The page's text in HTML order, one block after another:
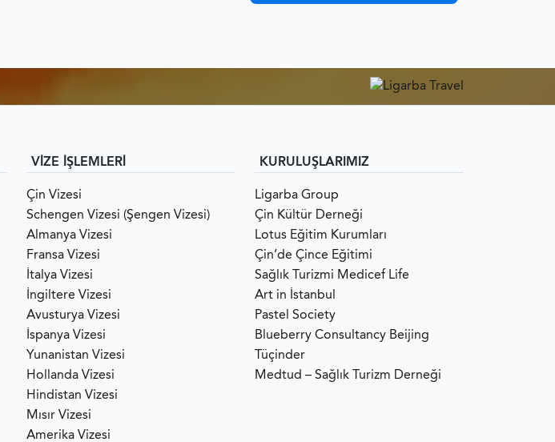
VİZE İŞLEMLERİ
Çin Vizesi
Schengen Vizesi (Şengen Vizesi)
Almanya Vizesi
Fransa Vizesi
İtalya Vizesi
İngiltere Vizesi
Avusturya Vizesi
İspanya Vizesi
Yunanistan Vizesi
Hollanda Vizesi
Hindistan Vizesi
Mısır Vizesi
Amerika Vizesi
KURULUŞLARIMIZ
Ligarba Group
Çin Kültür Derneği
Lotus Eğitim Kurumları
Çin’de Çince Eğitimi
Sağlık Turizmi Medicef Life
Art in İstanbul
Pastel Society
Blueberry Consultancy Beijing
Tüçinder
Medtud – Sağlık Turizm Derneği